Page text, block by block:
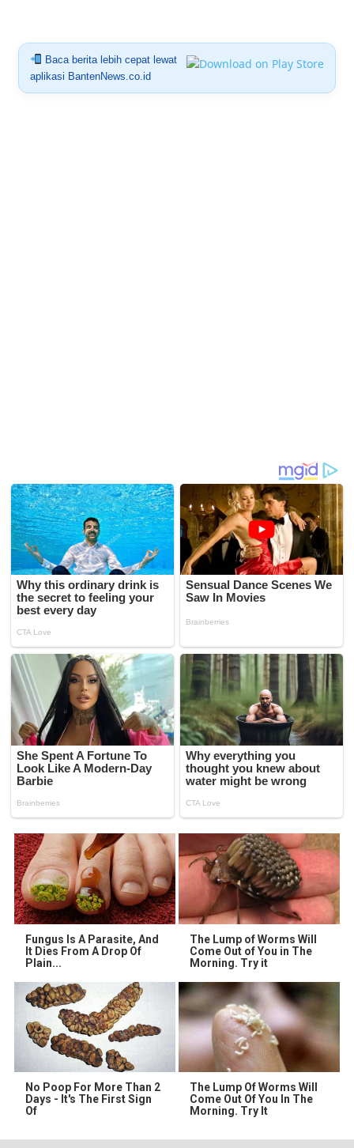
Baca berita lebih cepat lewat
aplikasi BantenNews.co.id
Fungus Is A Parasite, And
It Dies From A Drop Of
Plain...
The Lump of Worms Will
Come Out of You in The
Morning. Try it
No Poop For More Than 2
Days - It's The First Sign
Of
The Lump Of Worms Will
Come Out Of You In The
Morning. Try It